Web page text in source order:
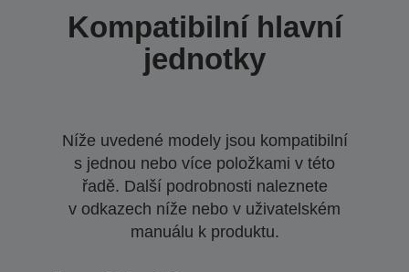
Kompatibilní hlavní
jednotky
Níže uvedené modely jsou kompatibilní
s jednou nebo více položkami v této
řadě. Další podrobnosti naleznete
v odkazech níže nebo v uživatelském
manuálu k produktu.